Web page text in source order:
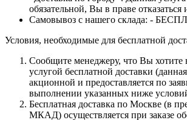
обязательной, Вы в праве отказаться
Самовывоз с нашего склада: -
Условия, необходимые для бесплатной
Сообщите менеджеру, что Вы хотите
услугой бесплатной доставки
акционной и предоставляется по
выполнении указанных ниже
Бесплатная доставка по Москве (в
МКАД) осуществляется при заказе